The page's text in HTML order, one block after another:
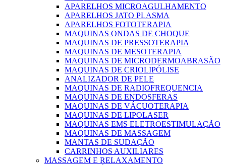
APARELHOS MICROAGULHAMENTO
APARELHOS JATO PLASMA
APARELHOS FOTOTERAPIA
MAQUINAS ONDAS DE CHOQUE
MAQUINAS DE PRESSOTERAPIA
MAQUINAS DE MESOTERAPIA
MAQUINAS DE MICRODERMOABRASÃO
MAQUINAS DE CRIOLIPÓLISE
ANALIZADOR DE PELE
MAQUINAS DE RADIOFREQUENCIA
MAQUINAS DE ENDOSFERAS
MAQUINAS DE VÁCUOTERAPIA
MAQUINAS DE LIPOLASER
MAQUINAS EMS ELETROESTIMULAÇÃO
MAQUINAS DE MASSAGEM
MANTAS DE SUDAÇÃO
CARRINHOS AUXILIARES
MASSAGEM E RELAXAMENTO